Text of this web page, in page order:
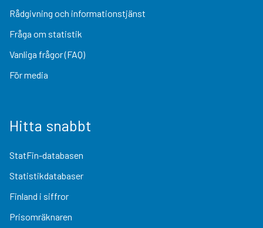
Rådgivning och informationstjänst
Fråga om statistik
Vanliga frågor (FAQ)
För media
Hitta snabbt
StatFin-databasen
Statistikdatabaser
Finland i siffror
Prisomräknaren